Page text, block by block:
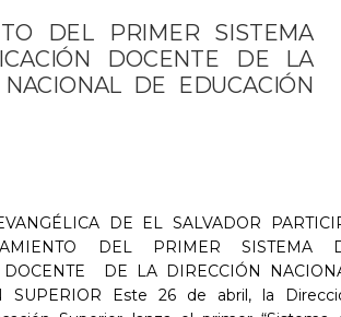
DEL PRIMER SISTEMA
DOCENTE DE LA
DE EDUCACIÓN
DE EL SALVADOR
DEL PRIMER SISTEMA
DOCENTE DE LA DIRECCIÓN
SUPERIOR Este 26 de abril, la